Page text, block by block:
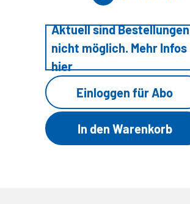
Aktuell sind Bestellungen
nicht möglich. Mehr Infos
hier
Einloggen für Abo